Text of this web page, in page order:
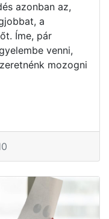
azonban az,
a
Íme, pár
venni,
mozogni